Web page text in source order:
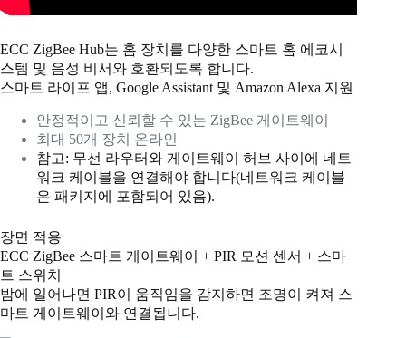
ECC ZigBee Hub는 홈 장치를 다양한 스마트 홈 에코시
스템 및 음성 비서와 호환되도록 합니다.
스마트 라이프 앱, Google Assistant 및 Amazon Alexa 지원
안정적이고 신뢰할 수 있는 ZigBee 게이트웨이
최대 50개 장치 온라인
참고: 무선 라우터와 게이트웨이 허브 사이에 네트
워크 케이블을 연결해야 합니다(네트워크 케이블
은 패키지에 포함되어 있음).
장면 적용
ECC ZigBee 스마트 게이트웨이 + PIR 모션 센서 + 스마
트 스위치
밤에 일어나면 PIR이 움직임을 감지하면 조명이 켜져 스
마트 게이트웨이와 연결됩니다.